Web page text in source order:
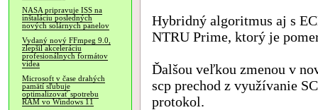
NASA pripravuje ISS na
inštaláciu posledných
nových solárnych panelov
Vydaný nový FFmpeg 9.0,
zlepšil akceleráciu
profesionálnych formátov
videa
Microsoft v čase drahých
pamätí sľubuje
optimalizovať spotrebu
RAM vo Windows 11
Hybridný algoritmus aj s
NTRU Prime, ktorý je
Ďalšou veľkou zmenou v
scp prechod z využívanie
protokol.